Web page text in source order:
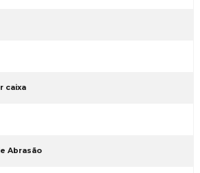
caixa
Abrasão